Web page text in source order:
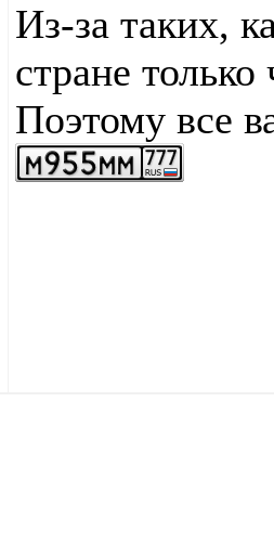
Из-за таких,
стране
Поэтому все